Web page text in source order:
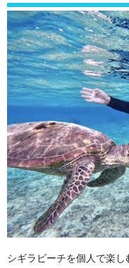
シギラビーチを個人で楽